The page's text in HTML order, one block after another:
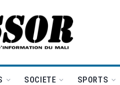
L'Essor - retour à la une
SOCIETE SPORTS